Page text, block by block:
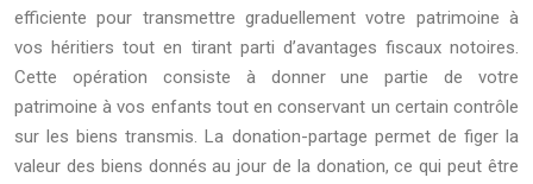
efficiente pour transmettre graduellement votre patrimoine à
vos héritiers tout en tirant parti d’avantages fiscaux notoires.
Cette opération consiste à donner une partie de votre
patrimoine à vos enfants tout en conservant un certain contrôle
sur les biens transmis. La donation-partage permet de figer la
valeur des biens donnés au jour de la donation, ce qui peut être